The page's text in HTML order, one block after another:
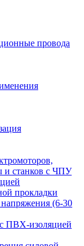
провода
и станков с ЧПУ
прокладки
(6-30
ПВХ-изоляцией